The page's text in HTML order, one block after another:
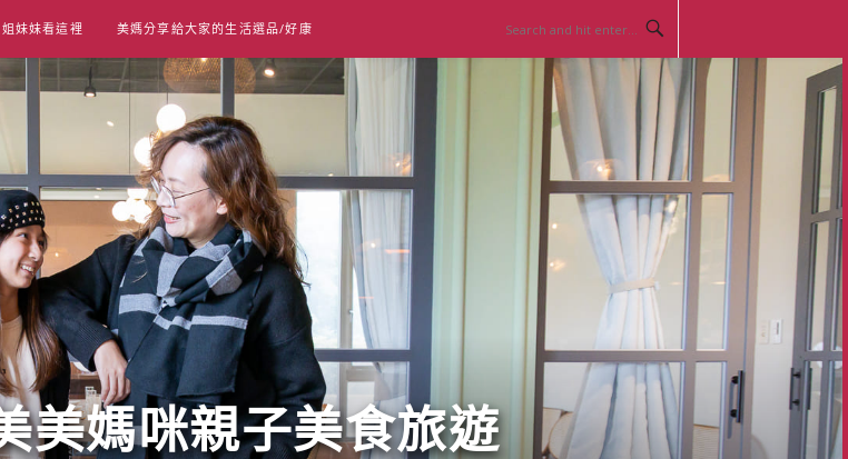
妹妹看這裡 美媽分享給大家的生活選品/好康
美美媽咪親子美食旅遊